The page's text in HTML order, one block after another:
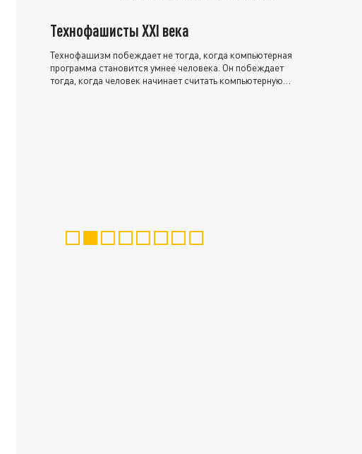
Технофашисты XXI века
Технофашизм побеждает не тогда, когда компьютерная
программа становится умнее человека. Он побеждает
тогда, когда человек начинает считать компьютерную